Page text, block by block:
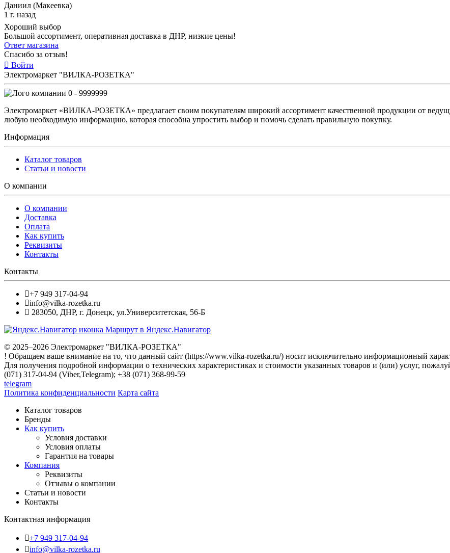
Даниил (Макеевка)
1 г. назад
Хороший выбор
Большой ассортимент, оперативная доставка в ДНР, низкие цены!
Ответ магазина
Спасибо за отзыв!
Войти
Электромаркет "ВИЛКА-РОЗЕТКА"
0 - 9999999
Электромаркет «ВИЛКА-РОЗЕТКА» предлагает своим покупателям широкий ассортимент качественной продукции от
любую необходимую информацию, которая способна упростить выбор и помочь сделать правильную покупку.
Информация
Каталог товаров
Статьи и новости
О компании
О компании
Доставка
Оплата
Как купить
Реквизиты
Контакты
Контакты
+7 949 317-04-94
info@vilka-rozetka.ru
283050, ДНР, г. Донецк, ул.Университетская, 56-Б
Маршрут в Яндекс.Навигатор
© 2025–2026 Электромаркет "ВИЛКА-РОЗЕТКА"
! Обращаем ваше внимание на то, что данный сайт (https://www.vilka-rozetka.ru/) носит исключительно информационный
Для получения подробной информации о технических характеристиках и стоимости указанных товаров и (или) услуг,
(071) 317-04-94 (Viber,Telegram); +38 (071) 368-99-59
telegram
Политика конфиденциальности Карта сайта
Каталог товаров
Бренды
Как купить
Условия доставки
Условия оплаты
Гарантия на товары
Компания
Реквизиты
Отзывы о компании
Статьи и новости
Контакты
Контактная информация
+7 949 317-04-94
info@vilka-rozetka.ru